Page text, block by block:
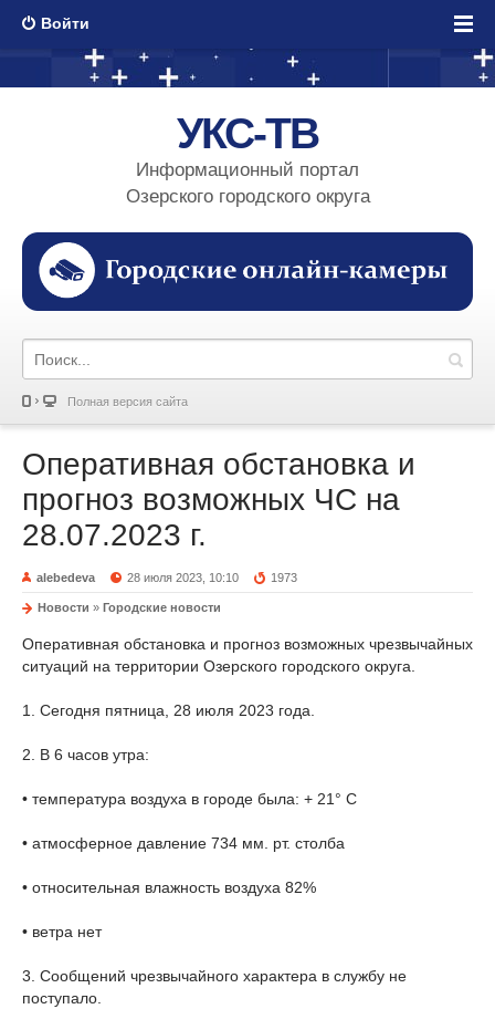
Войти
УКС-ТВ
Информационный портал
Озерского городского округа
Полная версия сайта
Оперативная обстановка и
прогноз возможных ЧС на
28.07.2023 г.
alebedeva 28 июля 2023, 10:10 1973
Новости » Городские новости
Оперативная обстановка и прогноз возможных чрезвычайных
ситуаций на территории Озерского городского округа.
1. Сегодня пятница, 28 июля 2023 года.
2. В 6 часов утра:
• температура воздуха в городе была: + 21° С
• атмосферное давление 734 мм. рт. столба
• относительная влажность воздуха 82%
• ветра нет
3. Сообщений чрезвычайного характера в службу не
поступало.